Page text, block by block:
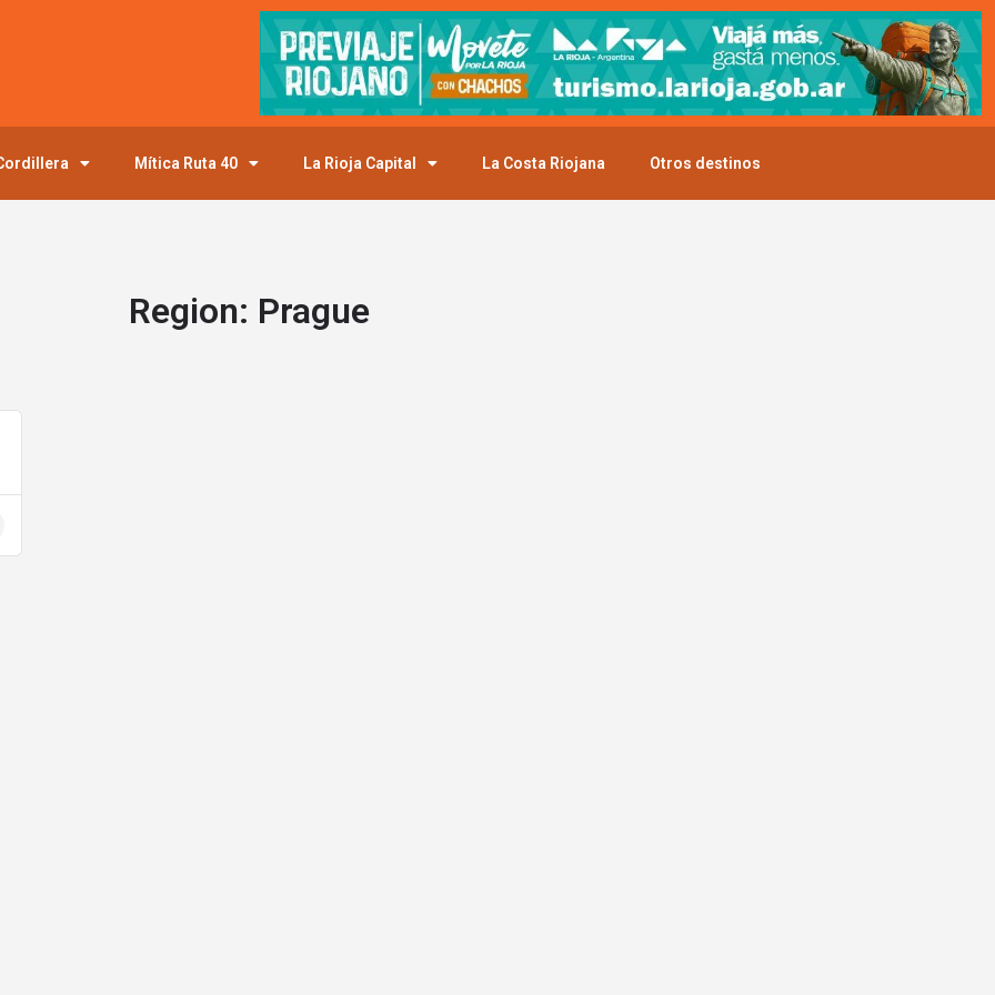
Mítica Ruta 40 La Rioja Capital La Costa Riojana Otros destinos
Region: Prague